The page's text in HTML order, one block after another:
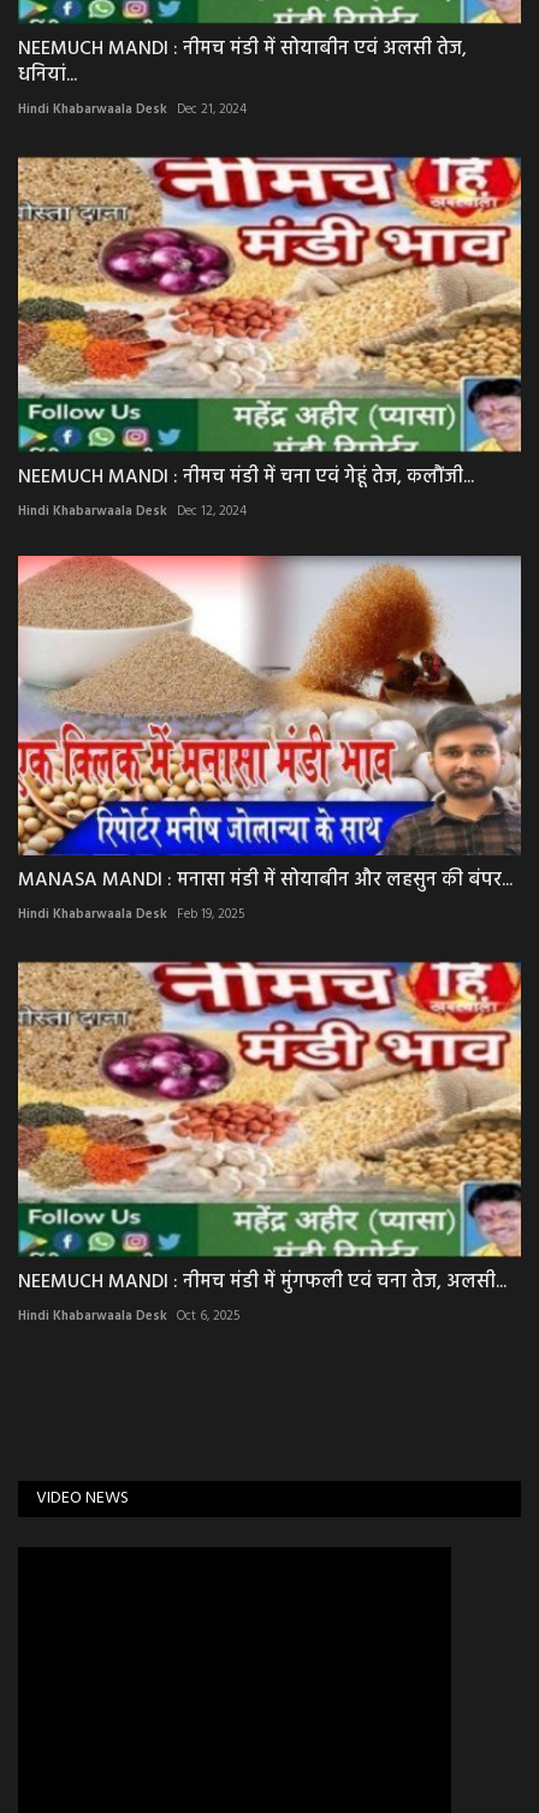
NEEMUCH MANDI : नीमच मंडी में सोयाबीन एवं अलसी तेज,
धनियां...
Hindi Khabarwaala Desk Dec 21, 2024
NEEMUCH MANDI : नीमच मंडी में चना एवं गेहूं तेज, कलौंजी...
Hindi Khabarwaala Desk Dec 12, 2024
MANASA MANDI : मनासा मंडी में सोयाबीन और लहसुन की बंपर...
Hindi Khabarwaala Desk Feb 19, 2025
NEEMUCH MANDI : नीमच मंडी में मुंगफली एवं चना तेज, अलसी...
Hindi Khabarwaala Desk Oct 6, 2025
VIDEO NEWS